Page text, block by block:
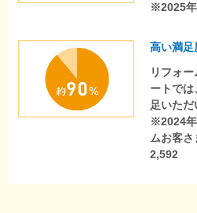
※2025年
高い満足
リフォ
ートで
足いただ
※2024
ムお客
2,592